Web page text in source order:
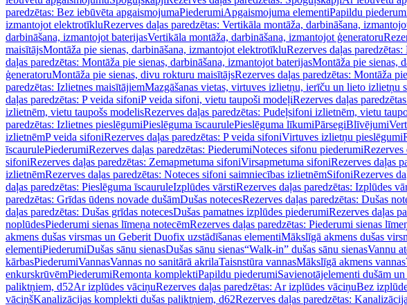
paredzētas: Bez iebūvēta apgaismojumaPiederumiApgaismojuma elementiPapildu
izmantojot elektrotīkluRezerves daļas paredzētas: Vertikāla montāža, darbināšana,
darbināšana, izmantojot baterijasVertikāla montāža, darbināšana, izmantojot ģeneratoru
maisītājsMontāža pie sienas, darbināšana, izmantojot elektrotīkluRezerves daļas
daļas paredzētas: Montāža pie sienas, darbināšana, izmantojot baterijasMontāža pie sienas,
ģeneratoruMontāža pie sienas, divu rokturu maisītājsRezerves daļas paredzētas: Montāža
paredzētas: Izlietnes maisītājiemMazgāšanas vietas, virtuves izlietņu, ierīču un lieto izlietņu
daļas paredzētas: P veida sifoniP veida sifoni, vietu taupoši modeļiRezerves daļas
izlietnēm, vietu taupošs modelisRezerves daļas paredzētas: Pudeļsifoni izlietnēm, vietu
paredzētas: Izlietnes pieslēgumiPieslēguma īscaurulePieslēguma līkumiPārsegiBlīvējumi
izlietnēmP veida sifoniRezerves daļas paredzētas: P veida sifoniVirtuves izlietņu pieslēgumi
īscaurulePiederumiRezerves daļas paredzētas: PiederumiNoteces sifonu piederumiRezerves
sifoniRezerves daļas paredzētas: Zemapmetuma sifoniVirsapmetuma sifoniRezerves daļas
izlietnēmRezerves daļas paredzētas: Noteces sifoni saimniecības izlietnēmSifoniRezerves
daļas paredzētas: Pieslēguma īscauruleIzplūdes vārstiRezerves daļas paredzētas: Izplūdes
paredzētas: Grīdas ūdens novade dušāmDušas notecesRezerves daļas paredzētas: Dušas
daļas paredzētas: Dušas grīdas notecesDušas pamatnes izplūdes piederumiRezerves daļas
noplūdesPiederumi sienas līmeņa notecēmRezerves daļas paredzētas: Piederumi sienas
akmens dušas virsmas un Geberit Duofix uzstādīšanas elementiMākslīgā akmens dušas
elementiPiederumiDušas sānu sienasDušas sānu sienas“Walk-in” dušas sānu sienasVannu
kārbasPiederumiVannasVannas no sanitārā akrilaTaisnstūra vannasMākslīgā akmens vannas
enkurskrūvēmPiederumiRemonta komplektiPapildu piederumiSavienotājelementi dušām
paliktņiem, d52Ar izplūdes vāciņuRezerves daļas paredzētas: Ar izplūdes vāciņuBez
vāciņšKanalizācijas komplekti dušas paliktņiem, d62Rezerves daļas paredzētas: